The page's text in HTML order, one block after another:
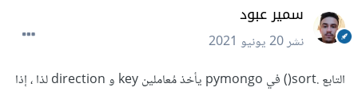
سمير عبود
نشر20 يونيو 2021
التابع .sort() في pymongo يأخذ مُعاملين key و direction لذا ، إذا